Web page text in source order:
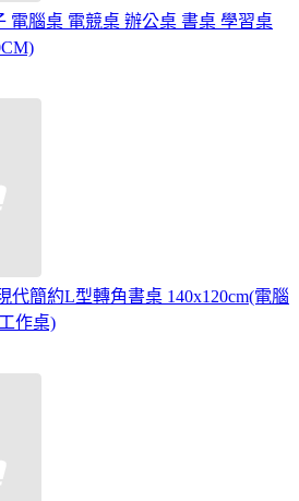
電腦桌 電競桌 辦公桌 書桌 學習桌
代簡約L型轉角書桌 140x120cm(電腦
作桌)